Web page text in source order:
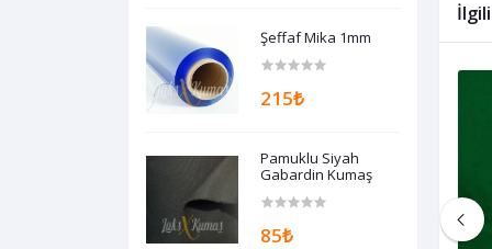
Şeffaf Mika 1mm
215₺
Pamuklu Siyah
Gabardin Kumaş
85₺